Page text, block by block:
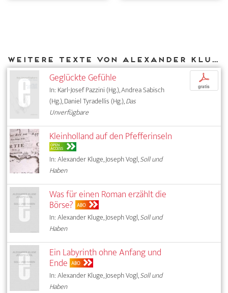
Weitere Texte von Alexander Kluge bei DIAPHANES
Geglückte Gefühle
In: Karl-Josef Pazzini (Hg.), Andrea Sabisch
(Hg.), Daniel Tyradellis (Hg.),Das
Unverfügbare
p
gratis
Kleinholland auf den Pfefferinseln
OPEN
ACCESS
In: Alexander Kluge, Joseph Vogl,Soll und
Haben
Was für einen Roman erzählt die
Börse? ABO
In: Alexander Kluge, Joseph Vogl,Soll und
Haben
Ein Labyrinth ohne Anfang und
Ende ABO
In: Alexander Kluge, Joseph Vogl,Soll und
Haben